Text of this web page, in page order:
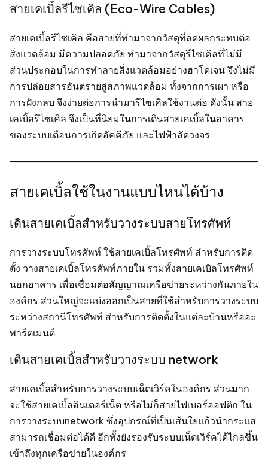
สายเคเบิ้ลรีไซเคิล (Eco-Wire Cables)
สายเคเบิ้ลรีไซเคิล คือสายที่ทำมาจากวัสดุที่ลดผลกระทบต่อ
สิ่งแวดล้อม มีความปลอดภัย ทำมาจากวัสดุรีไซเคิลที่ไม่มี
ส่วนประกอบในการทำลายสิ่งแวดล้อมอย่างฮาโดเจน จึงไม่มี
การปล่อยสารอันตรายสู่สภาพแวดล้อม ทั้งจากการเผา หรือ
การฝังกลบ จึงง่ายต่อการนำมารีไซเคิลใช้งานต่อ ดังนั้น สาย
เคเบิ้ลรีไซเคิล จึงเป็นที่นิยมในการเดินสายเคเบิ้ลในอาคาร
ของระบบเตือนการเกิดอัคคีภัย และไฟฟ้าลัดวงจร
สายเคเบิ้ลใช้ในงานแบบไหนได้บ้าง
เดินสายเคเบิ้ลสำหรับวางระบบสายโทรศัพท์
การวางระบบโทรศัพท์ ใช้สายเคเบิ้ลโทรศัพท์ สำหรับการติด
ตั้ง วางสายเคเบิ้ลโทรศัพท์ภายใน รวมทั้งสายเคเบิลโทรศัพท์
นอกอาคาร เพื่อเชื่อมต่อสัญญาณเครือข่ายระหว่างกันภายใน
องค์กร ส่วนใหญ่จะแบ่งออกเป็นสายที่ใช้สำหรับการวางระบบ
ระหว่างสถานีโทรศัพท์ สำหรับการติดตั้งในแต่ละบ้านหรืออะ
พาร์ตเมนต์
เดินสายเคเบิ้ลสำหรับวางระบบ network
สายเคเบิ้ลสำหรับการวางระบบเน็ตเวิร์คในองค์กร ส่วนมาก
จะใช้สายเคเบิ้ลอินเตอร์เน็ต หรือไม่ก็สายไฟเบอร์ออฟติก ใน
การวางระบบnetwork ซึ่งอุปกรณ์ที่เป็นเส้นใยแก้วนำกระแส
สามารถเชื่อมต่อได้ดี อีกทั้งยังรองรับระบบเน็ตเวิร์คได้ไกลขึ้น
เข้าถึงทุกเครือข่ายในองค์กร